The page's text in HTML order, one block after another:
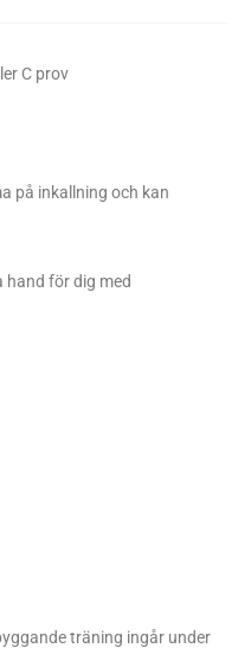
C prov
på inkallning och kan
för dig med
träning ingår under